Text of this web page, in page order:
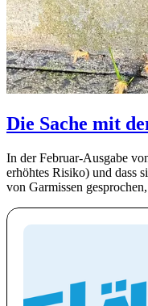
Die Sache mit
In der Februar-Ausgabe
erhöhtes Risiko) und dass
von Garmissen